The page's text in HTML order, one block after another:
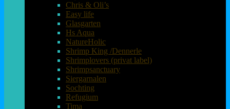
Chris & Oli’s
Easy life
Glasgarten
Hs Aqua
NatureHolic
Shrimp King /Dennerle
Shrimplovers (privat label)
Shrimpsanctuary
Siergarnalen
Sochting
Refugium
Tima